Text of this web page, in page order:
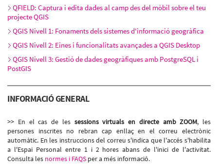
Dimecres 16 de setembre, 15:30h - 19:30h
Dijous 17 de setembre, 15:30h - 19:30h
QFIELD: Captura i edita dades al camp des del mòbil sobre el teu
projecte QGIS
QGIS Nivell 1: Fonaments dels sistemes d'informació geogràfica
QGIS Nivell 2: Eines i funcionalitats avançades a QGIS Desktop
QGIS Nivell 3: Gestió de dades geogràfiques amb PostgreSQL i
PostGIS
INFORMACIÓ GENERAL
>> En el cas de les sessions virtuals en directe amb ZOOM, les
persones inscrites no rebran cap enllaç en el correu electrònic
automàtic. En les instruccions del correu s'indica que l'accés s'habilita
a l'Espai Personal entre 1 i 2 hores abans de l'inici de l'activitat.
Consulta les normes i FAQS per a més informació.